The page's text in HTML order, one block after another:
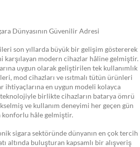
Dünyasının Güvenilir Adresi
son yıllarda büyük bir gelişim göstererek
karşılayan modern cihazlar hâline gelmiştir.
uygun olarak geliştirilen tek kullanımlık
mod cihazları ve ısıtmalı tütün ürünleri
ihtiyaçlarına en uygun modeli kolayca
birlikte cihazların batarya ömrü
ve kullanım deneyimi her geçen gün
konforlu hâle gelmiştir.
sigara sektöründe dünyanın en çok tercih
altında buluşturan kapsamlı bir alışveriş